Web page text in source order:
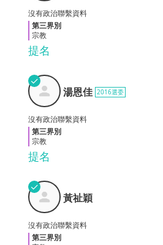
提名
沒有政治聯繫資料
第三界別
宗教
湯恩
佳
✓
提名
湯恩佳 2016選委
沒有政治聯繫資料
第三界別
宗教
黃祉
穎
✓
黃祉穎
沒有政治聯繫資料
第三界別